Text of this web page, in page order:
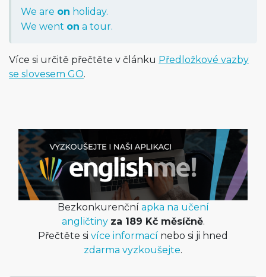
We are on holiday.
We went on a tour.
Více si určitě přečtěte v článku Předložkové vazby
se slovesem GO.
Bezkonkurenční apka na učení
angličtiny za 189 Kč měsíčně.
Přečtěte si více informací nebo si ji hned
zdarma vyzkoušejte.